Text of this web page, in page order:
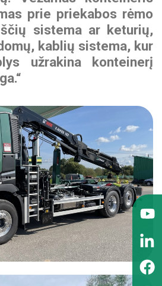
prie priekabos rėmo
sistema ar keturių,
kablių sistema, kur
užrakina konteinerį